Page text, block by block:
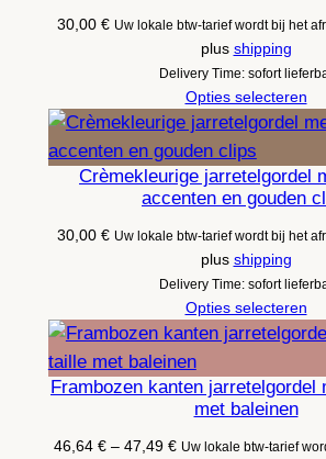
30,00 € Uw lokale btw-tarief wordt bij het
plus shipping
Delivery Time: sofort
Opties selecteren
Crèmekleurige jarretelgordel
accenten en gouden
30,00 € Uw lokale btw-tarief wordt bij het
plus shipping
Delivery Time: sofort
Opties selecteren
Frambozen kanten jarretelgordel
met baleinen
46,64 € – 47,49 €Prijsklasse:
Uw lokale btw-tarief